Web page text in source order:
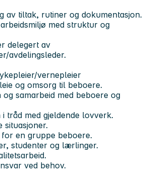
av tiltak, rutiner og dokumentasjon.
med struktur og
delegert av
avdelingsleder.
vernepleier
og omsorg til beboere.
og samarbeid med beboere og
i tråd med gjeldende lovverk.
situasjoner.
en gruppe beboere.
studenter og lærlinger.
ved behov.